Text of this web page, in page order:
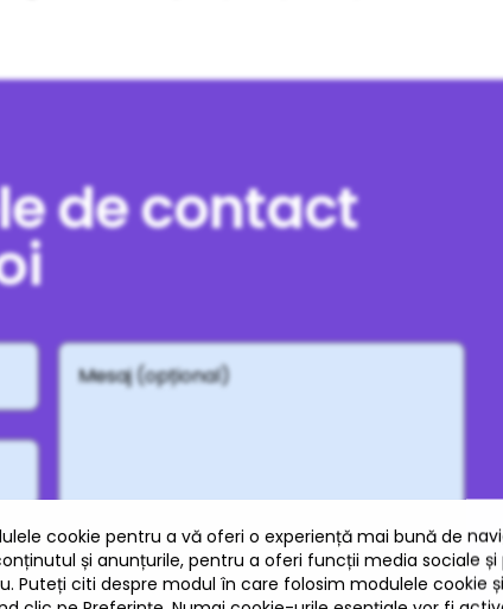
de contact
Mesaj
(opțional)